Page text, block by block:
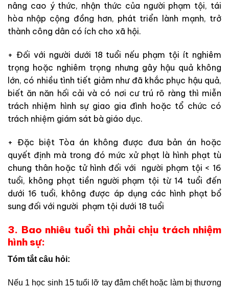
nâng cao ý thức, nhận thức của người phạm tội, tái
hòa nhập cộng đồng hơn, phát triển lành mạnh, trở
thành công dân có ích cho xã hội.
+ Đối với người dưới 18 tuổi nếu phạm tội ít nghiêm
trọng hoặc nghiêm trọng nhưng gây hậu quả không
lớn, có nhiều tình tiết giảm như đã khắc phục hậu quả,
biết ăn năn hối cải và có nơi cư trú rõ ràng thì miễn
trách nhiệm hình sự giao gia đình hoặc tổ chức có
trách nhiệm giám sát bà giáo dục.
+ Đặc biệt Tòa án không được đưa bản án hoặc
quyết định mà trong đó mức xử phạt là hình phạt tù
chung thân hoặc tử hình đối với người phạm tội < 16
tuổi, không phạt tiền người phạm tội từ 14 tuổi đến
dưới 16 tuổi, không được áp dụng các hình phạt bổ
sung đối với người phạm tội dưới 18 tuổi
3. Bao nhiêu tuổi thì phải chịu trách nhiệm
hình sự:
Tóm tắt câu hỏi:
Nếu 1 học sinh 15 tuổi lỡ tay đâm chết hoặc làm bị thương